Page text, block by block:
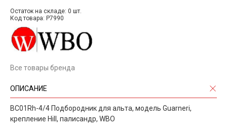
Остаток на складе: 0 шт.
Код товара: P7990
Все товары бренда
ОПИСАНИЕ
BC01Rh-4/4 Подбородник для альта, модель Guarneri,
крепление Hill, палисандр, WBO